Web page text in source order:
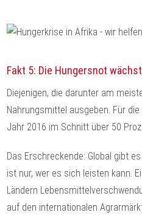
Fakt 5: Die Hungersnot
Diejenigen, die darunter am
Nahrungsmittel ausgeben. Für
Jahr 2016 im Schnitt über 50
Das Erschreckende: Global gibt
ist nur, wer es sich leisten kann.
Ländern
auf den internationalen